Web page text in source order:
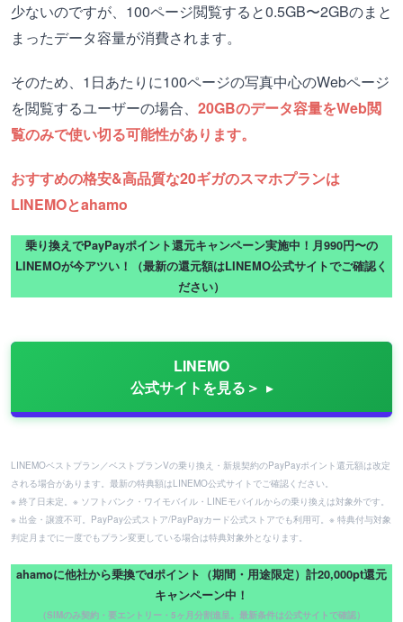
少ないのですが、100ページ閲覧すると0.5GB〜2GBのまと
まったデータ容量が消費されます。
そのため、1日あたりに100ページの写真中心のWebページ
を閲覧するユーザーの場合、 20GBのデータ容量をWeb閲
覧のみで使い切る可能性があります。
おすすめの格安&高品質な20ギガのスマホプランは
LINEMOとahamo
乗り換えでPayPayポイント還元キャンペーン実施中！月990円〜の
LINEMOが今アツい！（最新の還元額はLINEMO公式サイトでご確認く
ださい）
LINEMO
公式サイトを見る＞
LINEMOベストプラン／ベストプランVの乗り換え・新規契約のPayPayポイント還元額は改定
される場合があります。最新の特典額はLINEMO公式サイトでご確認ください。
※ 終了日未定。※ ソフトバンク・ワイモバイル・LINEモバイルからの乗り換えは対象外です。
※ 出金・譲渡不可。PayPay公式ストア/PayPayカード公式ストアでも利用可。※ 特典付与対象
判定月までに一度でもプラン変更している場合は特典対象外となります。
ahamoに他社から乗換でdポイント（期間・用途限定）計20,000pt還元
キャンペーン中！
（SIMのみ契約・要エントリー・5ヶ月分割進呈。最新条件は公式サイトで確認）